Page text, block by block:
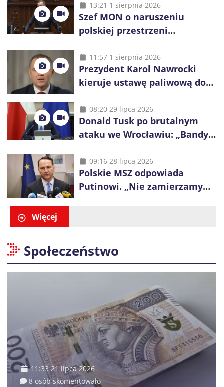
13:21 1 sierpnia 2026
Szef MON o naruszeniu
polskiej przestrzeni
zostałaby zestrzelona”
11:57 1 sierpnia 2026
Prezydent Karol Nawrocki
kieruje ustawę paliwową do
Ostrzega przed podwyżkami
08:20 29 lipca 2026
Donald Tusk po brutalnym
ataku we Wrocławiu: „Bandyci
polskich ulicach”
09:16 28 lipca 2026
Polskie MSZ odpowiada
Putinowi. „Nie zamierzamy
Więcej
Społeczeństwo
11:33 21 lipca 2026
8 osób skomentowało